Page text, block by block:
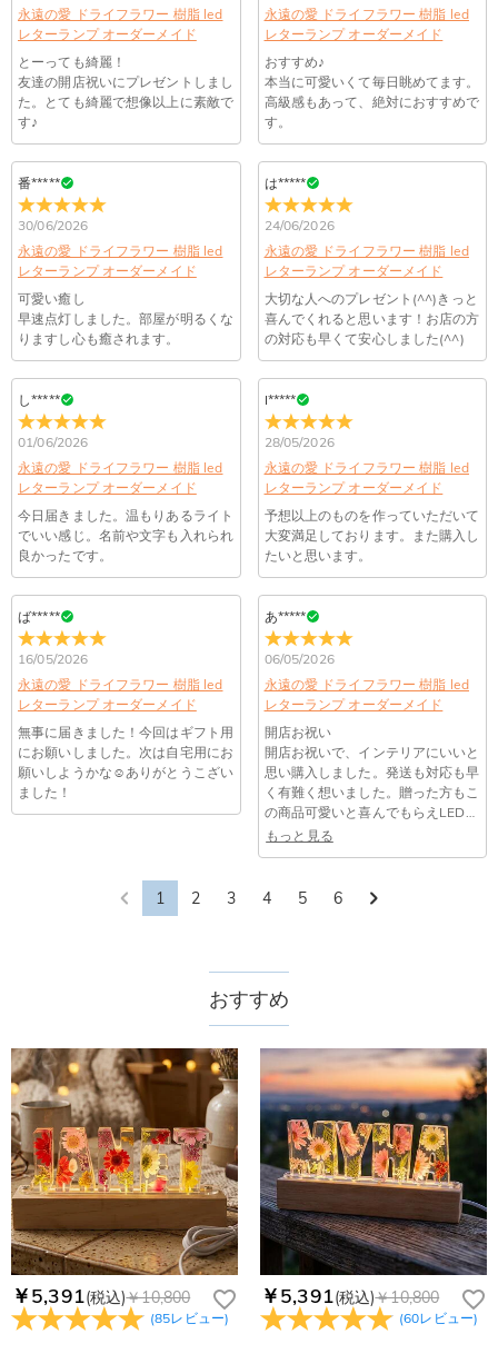
※注意事項：
①ーつ一つ手作業で製作している為色や形に違いが生じる場合がございます。
ハンドメイドならではの風合いをお楽しみ下さい。
②LEDライトは電源コード式で、充電用USBケーブル付属（約1.5m）してお
ります。
注意事項をよくご理解頂いた上でご購入をお願い致します。
商品仕様
点灯パターン :スイッチ
電源: USB電源
永遠の愛 ドライフラワー 樹脂 led
レターランプ オーダーメイド
とーっても綺麗！
友達の開店祝いにプレゼントしまし
た。とても綺麗で想像以上に素敵で
す♪
番*****
30/06/2026
永遠の愛 ドライフラワー 樹脂 led
レターランプ オーダーメイド
可愛い癒し
早速点灯しました。部屋が明るくな
りますし心も癒されます。
し*****
01/06/2026
永遠の愛 ドライフラワー 樹脂 led
レターランプ オーダーメイド
今日届きました。温もりあるライト
でいい感じ。名前や文字も入れられ
良かったです。
ば*****
16/05/2026
永遠の愛 ドライフラワー 樹脂 led
レターランプ オーダーメイド
無事に届きました！今回はギフト用
にお願いしました。次は自宅用にお
願いしようかな☺ありがとうこざい
ました！
永遠の愛 ドライフラワー 樹脂 led
レターランプ オーダーメイド
おすすめ♪
本当に可愛いくて毎日眺めてます。
高級感もあって、絶対におすすめで
す。
は*****
24/06/2026
永遠の愛 ドライフラワー 樹脂 led
レターランプ オーダーメイド
大切な人へのプレゼント(^^)きっと
喜んでくれると思います！お店の方
の対応も早くて安心しました(^^)
I*****
28/05/2026
永遠の愛 ドライフラワー 樹脂 led
レターランプ オーダーメイド
予想以上のものを作っていただいて
大変満足しております。また購入し
たいと思います。
あ*****
06/05/2026
永遠の愛 ドライフラワー 樹脂 led
レターランプ オーダーメイド
開店お祝い
開店お祝いで、インテリアにいいと
思い購入しました。発送も対応も早
く有難く想いました。贈った方もこ
の商品可愛いと喜んでもらえLEDが
ついてるのでかなり癒しの場所がで
もっと見る
1 2 3 4 5 6
送料は配送方法によって異なります。通常配送は送料が1,620
円で、11,700円以上で無料になります。速達配送は送料が
4,680円になります。ご注文金額が25,200以上なら速達配送も
無料となります。（一部離島や遠方へご発送の場合、中継料が
別途加算されます。）
注文した商品はいつ届きますか？
納期=製作作業時間+配送時間 受注製作品のため、ご入金を確
認してから制作となります。大量生産品ではなく、一つ一つ手
でお作りしており、予定作業時間は商品ページに記載しており
ます。そしてご購入の際にお選び頂いた「配送方法」の選択に
よって、お届け日数が異なります。詳細は配送についてまでご
確認ください。.
商品に納品書などの明細書は同梱されますか？
ご注文の納品書・領収書といった明細書は商品に同梱しており
ません。領収書発行をご希望の場合は、ご注文明細をメールに
てご確認ください。
商品を海外へ直接発送することは可能でしょうか。
はい、対応可能です。海外配送をご希望の場合は、カスタマー
サポートまで詳しい海外配送先情報をお送りください。配送先
の国・地域によって送料が異なります。また、海外配送の際は
受取人様に関税が発生する場合がございます。
返品・交換はできますか？
お客様が商品受け取り後、60日以内の未使用品の返品は可能で
す。受注生産品のため、返品は50%の返品手数料(材料費)が発
生致します。詳細はキャンセル/返品についてまでご確認くだ
さい。.
注文＆支払いについて
注文後に注文の内容を変更できますか？
もし注文確認メールをご確認後、注文内容に間違いでもありま
したら、至急カスタマーサポート【Eメール：
文番号もお送りください。
Drawelryからのメールが届きません。
られます。原因①迷惑メールフォルダに移動されている。解決
策：迷惑メールフォルダに届いているDrawelryからのメールを
迷惑メールでないよう操作して、service@drawelry.jp からの
メールが正しく届くように、迷惑メールフィルターの設定を変
更してください。原因②通信状態などによりメールの到着が遅
れている。解決策：数時間たっても届かない場合は、今後お送
りするメールも遅れる可能性がありますので、別のメールアド
レスからお名前とご住所を記載したメールを
service@drawelry.jp へ送信してください。原因③メールアド
レスの入力に誤りがある。解決策：お名前とご住所を記載した
メールを service@drawelry.jp へ送信してください。
支払方法は何がありますか？
お支払い方法は、クレジットカード、コンビニ前払い、
Paypal、ApplePay、GooglePayからお選びいただけます。
コンビニ前払いのお支払い期限はいつまででしょう
か
コンビニ前払いのお支払い期限はご注文から 6 日間となりま
す。
支払い情報は保護されますか？
お支払い情報は高度なセキュリティで保護されております。お
客様のお支払い情報は当社のサーバーに一切保存されません。
Paypal又はクレジットカート発行会社によって処理されます。
個人情報は保護されますか？
当社では、個人情報保護を目的としたコンプライアンスに則
り、プライバシーポリシーを定めています。お客様に安心かつ
安全にご利用いただけるよう最善の注意を払い、個人情報を厳
重に取り扱っています。 詳細はプライバシーポリシー
確認ください
おすすめ
￥5,391(税込)￥10,800
(85レビュー)
￥5,391(税込)￥10,800
(60レビュー)